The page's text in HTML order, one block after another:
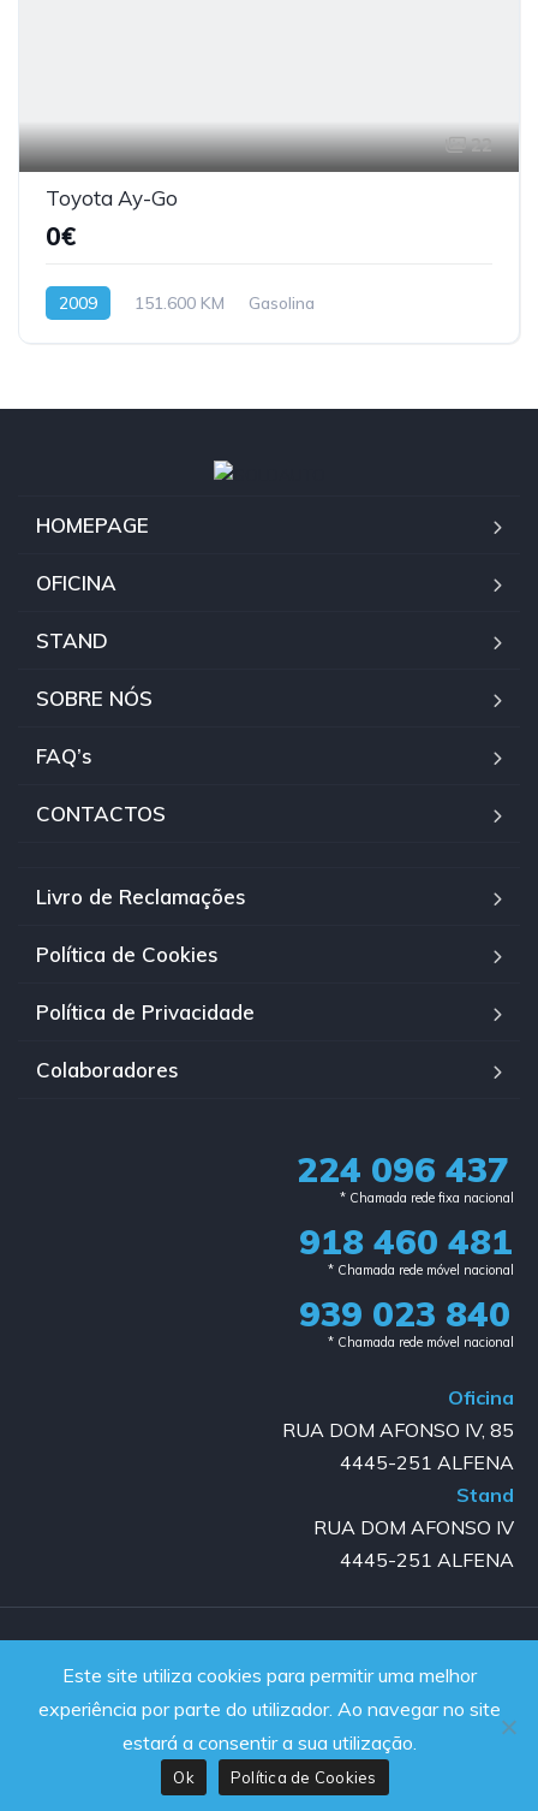
22
Toyota Ay-Go
0€
2009 151.600 KM Gasolina
HOMEPAGE
OFICINA
STAND
SOBRE NÓS
FAQ’s
CONTACTOS
Livro de Reclamações
Política de Cookies
Política de Privacidade
Colaboradores
224 096 437
* Chamada rede fixa nacional​
918 460 481
* Chamada rede móvel nacional
939 023 840​
* Chamada rede móvel nacional
Oficina
RUA DOM AFONSO IV, 85
4445-251 ALFENA
Stand
RUA DOM AFONSO IV
4445-251 ALFENA
Powered by JanelaWeb
Este site utiliza cookies para permitir uma melhor
experiência por parte do utilizador. Ao navegar no site
estará a consentir a sua utilização.
Ok Política de Cookies